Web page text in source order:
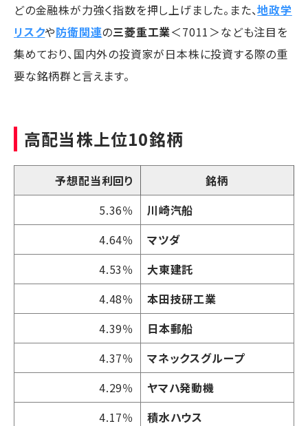
どの金融株が力強く指数を押し上げました。また、地政学
リスクや防衛関連の三菱重工業＜7011＞なども注目を
集めており、国内外の投資家が日本株に投資する際の重
要な銘柄群と言えます。
高配当株上位10銘柄
予想配当利回り
銘柄
5.36％
川崎汽船
4.64％
マツダ
4.53％
大東建託
4.48％
本田技研工業
4.39％
日本郵船
4.37％
マネックスグループ
4.29％
ヤマハ発動機
4.17％
積水ハウス